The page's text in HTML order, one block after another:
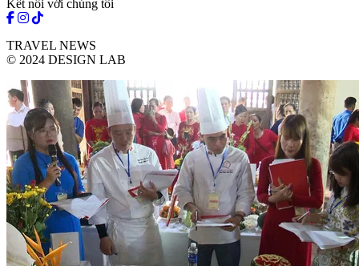
Kết nối với chúng tôi
TRAVEL NEWS
© 2024 DESIGN LAB